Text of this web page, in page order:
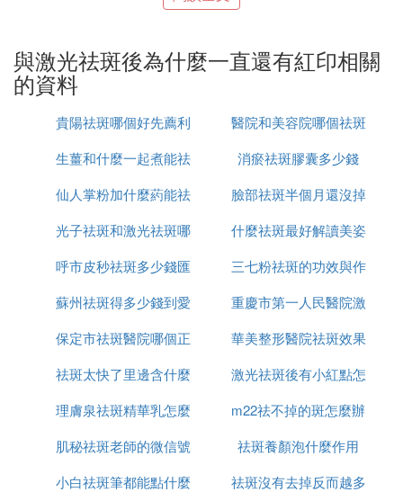
點了斑結痂掉了全是印怎麼辦
激光去痘印手術主要是利用特定的波長對痘印部位進
行照射，從而使人體內的痤瘡桿菌被殺死，而且還可
以刺激人體內的膠原纖維再生，將痘印有效的修復，
手術後的效果是比較明顯的。而且此項手術見效比較
快，操作過程也比較快捷，通過手術可以使愛美者變
得更有自信。
在手術完成之後需要盡量避免吃那些刺激性大的食
物，因為這些食物會影響治療部位的恢復，影響治療
以後的效果。而且在術後短期內應該也能避免治療部
位沾水。
如果不小心將手術部位打濕，需要及時用干凈的毛巾
氣惡劣的.情況下應該避免外出，因為這時的皮膚比
較細嫩，有可能會造成損傷。
通過以上的介紹可以了解到，一般情況下通過激光的
方式可以對痘印問題進行很好的治療，而且此項手術
還具有一定的緊膚作用，因此在祛痘的同時可以使愛
與激光祛斑後為什麼一直還有紅印相關
的資料
貴陽祛斑哪個好先薦利
美康
醫院和美容院哪個祛斑
好
生薑和什麼一起煮能祛
斑
消瘀祛斑膠囊多少錢
仙人掌粉加什麼葯能祛
斑
臉部祛斑半個月還沒掉
痂怎麼辦
光子祛斑和激光祛斑哪
個更安全
什麼祛斑最好解讀美姿
爾
呼市皮秒祛斑多少錢匯
仁京美
三七粉祛斑的功效與作
用是什麼
蘇州祛斑得多少錢到愛
思特簡介
重慶市第一人民醫院激
光祛斑怎麼樣
保定市祛斑醫院哪個正
規
華美整形醫院祛斑效果
怎麼樣
祛斑太快了里邊含什麼
成分
激光祛斑後有小紅點怎
麼回事
理膚泉祛斑精華乳怎麼
用
m22祛不掉的斑怎麼辦
肌秘祛斑老師的微信號
是多少
祛斑養顏泡什麼作用
小白祛斑筆都能點什麼
祛斑沒有去掉反而越多